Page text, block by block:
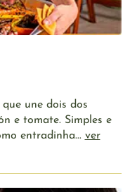
une dois dos
e tomate. Simples e
entradinha... ver